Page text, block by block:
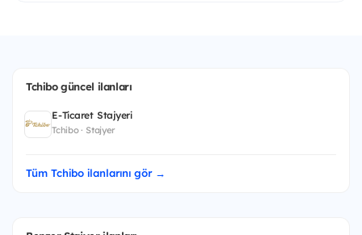
Tchibo güncel ilanları
E-Ticaret Stajyeri
Tchibo · Stajyer
Tüm Tchibo ilanlarını gör →